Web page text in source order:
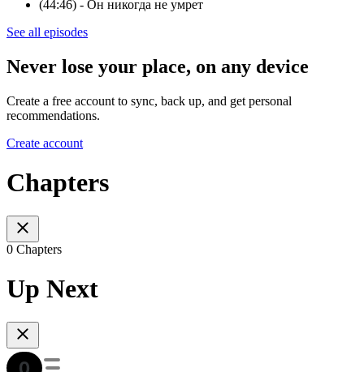
(44:46) - Он никогда не умрет
See all episodes
Never lose your place, on any device
Create a free account to sync, back up, and get personal
recommendations.
Create account
Chapters
0 Chapters
Up Next